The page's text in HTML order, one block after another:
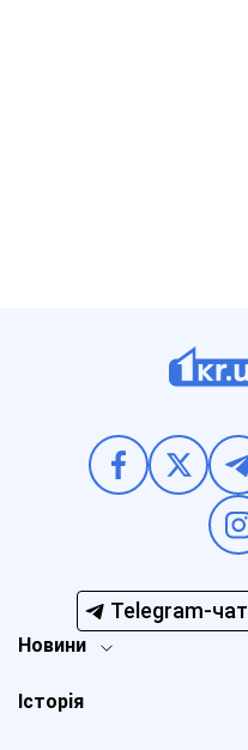
Telegram-чат
Новини
Історія